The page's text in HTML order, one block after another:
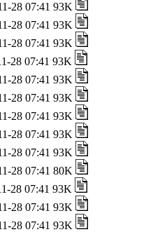
28 07:41 93K
28 07:41 93K
28 07:41 93K
28 07:41 93K
28 07:41 93K
28 07:41 93K
28 07:41 93K
28 07:41 93K
28 07:41 93K
28 07:41 80K
28 07:41 93K
28 07:41 93K
28 07:41 93K